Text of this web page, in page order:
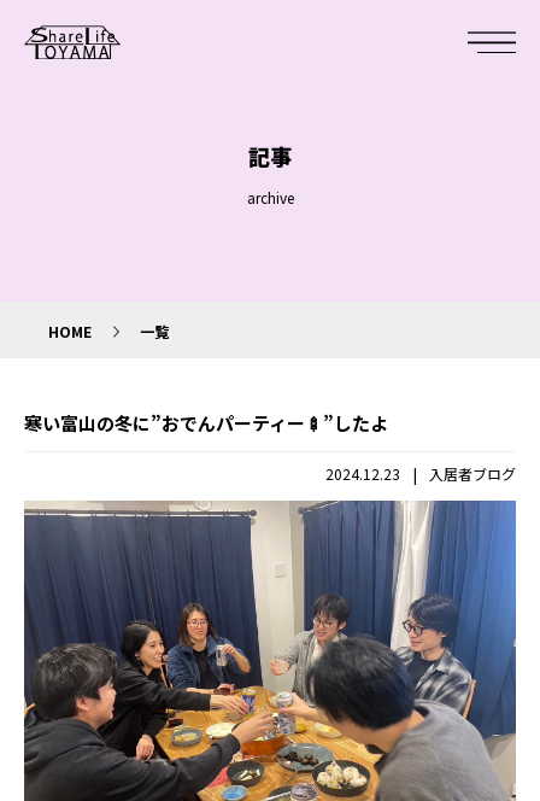
記事
archive
HOME 一覧
寒い富山の冬に”おでんパーティー🍢”したよ
2024.12.23 | 入居者ブログ